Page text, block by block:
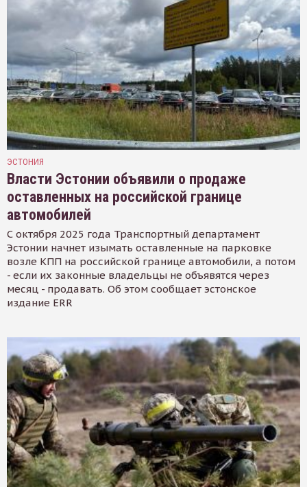
ЭСТОНИЯ
Власти Эстонии объявили о продаже
оставленных на российской границе
автомобилей
С октября 2025 года Транспортный департамент
Эстонии начнет изымать оставленные на парковке
возле КПП на российской границе автомобили, а потом
- если их законные владельцы не объявятся через
месяц - продавать. Об этом сообщает эстонское
издание ERR